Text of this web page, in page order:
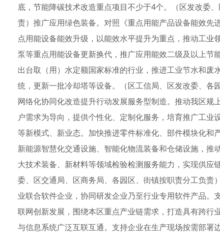
底，节能降碳技术改造重点项目不少于4个。（区发改委
责）推广应用绿色装备。对照《重点用能产品设备能效
点用能设备能效升级，以能效水平提升为重点，推动工
泵等重点用能设备更新换代，推广应用能效二级及以上
出台取（用）水定额国家标准的行业，推进工业节水和
统，更新一批冷却塔等设备。（区工信局、区发改委、
网络化协同化改造提升行动发展服务型制造。推动我区
户需求为导向，提供个性化、定制化服务，培育推广工
等新模式、新业态。加快推进零件标准化、部件模块化
新能源智慧化交通设施、智能化物流装备和仓储设施，
大技术装备、新材料等领域检验检测服务能力，实现供
委、区交通局、区商务局、各园区、街镇按职责分工负
业联合软件企业，协同研发企业乃至行业专用软件产品
联网创新发展，围绕本区重点产业链需求，打造具有跨
与信息系统广泛互联互通。支持企业在生产现场按需部